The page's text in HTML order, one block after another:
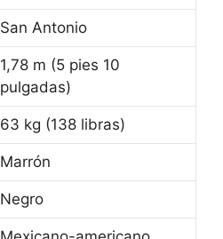
San Antonio
1,78 m (5 pies 10
pulgadas)
63 kg (138 libras)
Marrón
Negro